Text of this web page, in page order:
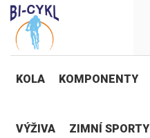
KOLA KOMPONENTY
VÝŽIVA ZIMNÍ SPORTY